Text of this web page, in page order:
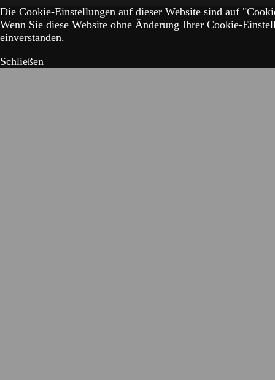
Die Cookie-Einstellungen auf dieser Website sind auf
Wenn Sie diese Website ohne Änderung Ihrer Cookie-
einverstanden.
Schließen